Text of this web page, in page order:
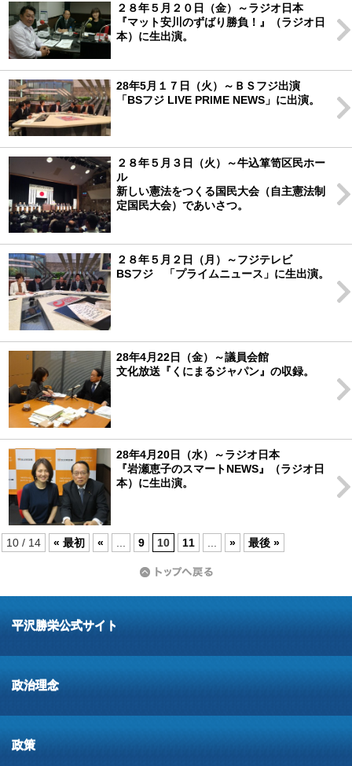
２８年５月２０日（金）～ラジオ日本
『マット安川のずばり勝負！』（ラジオ日
本）に生出演。
28年5月１７日（火）～ＢＳフジ出演
「BSフジ LIVE PRIME NEWS」に出演。
２８年５月３日（火）～牛込箪笥区民ホー
ル
新しい憲法をつくる国民大会（自主憲法制
定国民大会）であいさつ。
２８年５月２日（月）～フジテレビ
BSフジ 「プライムニュース」に生出演。
28年4月22日（金）～議員会館
文化放送『くにまるジャパン』の収録。
28年4月20日（水）～ラジオ日本
『岩瀬恵子のスマートNEWS』（ラジオ日
本）に生出演。
10 / 14 « 最初 « ... 9 10 11 ... » 最後 »
平沢勝栄公式サイト
政治理念
政策